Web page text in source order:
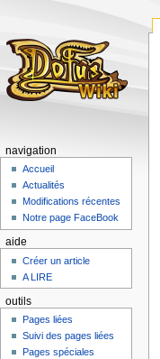
navigation
Accueil
Actualités
Modifications récentes
Notre page FaceBook
aide
Créer un article
A LIRE
outils
Pages liées
Suivi des pages liées
Pages spéciales